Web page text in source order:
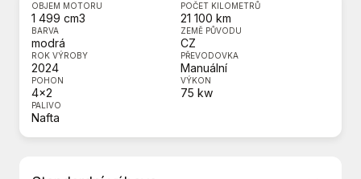
OBJEM MOTORU
1 499 cm3
POČET KILOMETRŮ
21 100 km
BARVA
modrá
ZEMĚ PŮVODU
CZ
ROK VÝROBY
2024
PŘEVODOVKA
Manuální
POHON
4x2
VÝKON
75 kw
PALIVO
Nafta